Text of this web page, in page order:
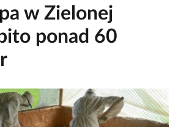
w Zielonej
ponad 60